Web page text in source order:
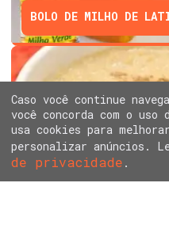
BOLO DE MILHO DE
ARROZ DOCE SEM LEITE
LEITE
Caso você continue
você concorda com o
usa cookies para
personalizar anúncios.
de privacidade .